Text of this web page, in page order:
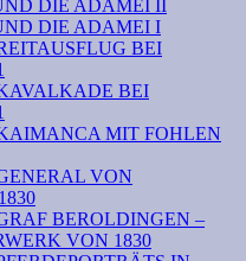
DIE ADAMEI II
DIE ADAMEI I
BEI
BEI
MIT FOHLEN
VON
BEROLDINGEN –
VON 1830